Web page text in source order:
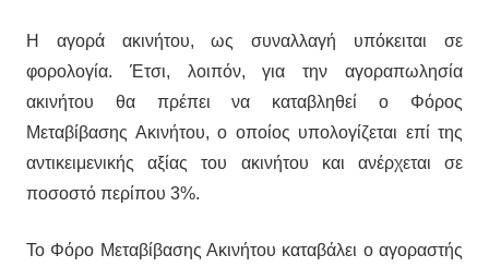
Η αγορά ακινήτου, ως συναλλαγή υπόκειται σε
φορολογία. Έτσι, λοιπόν, για την αγοραπωλησία
ακινήτου θα πρέπει να καταβληθεί ο Φόρος
Μεταβίβασης Ακινήτου, ο οποίος υπολογίζεται επί της
αντικειμενικής αξίας του ακινήτου και ανέρχεται σε
ποσοστό περίπου 3%.
Το Φόρο Μεταβίβασης Ακινήτου καταβάλει ο αγοραστής